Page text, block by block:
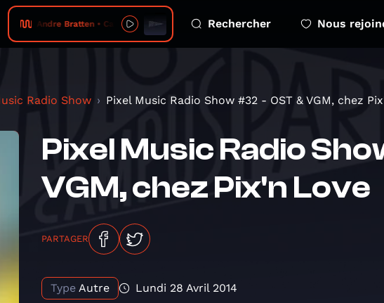
Andre Bratten • Cave Rechercher Nous
Radio Show Pixel Music Radio Show #32 - OST & VGM, chez
Pixel Music Radio
VGM, chez Pix'n Love
PARTAGER
Type Autre Lundi 28 Avril 2014